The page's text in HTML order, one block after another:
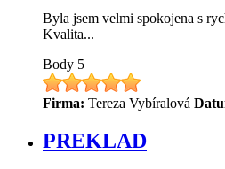
Byla jsem velmi spokojena s
Kvalita...
Body 5
Firma: Tereza Vybíralová
PREKLAD